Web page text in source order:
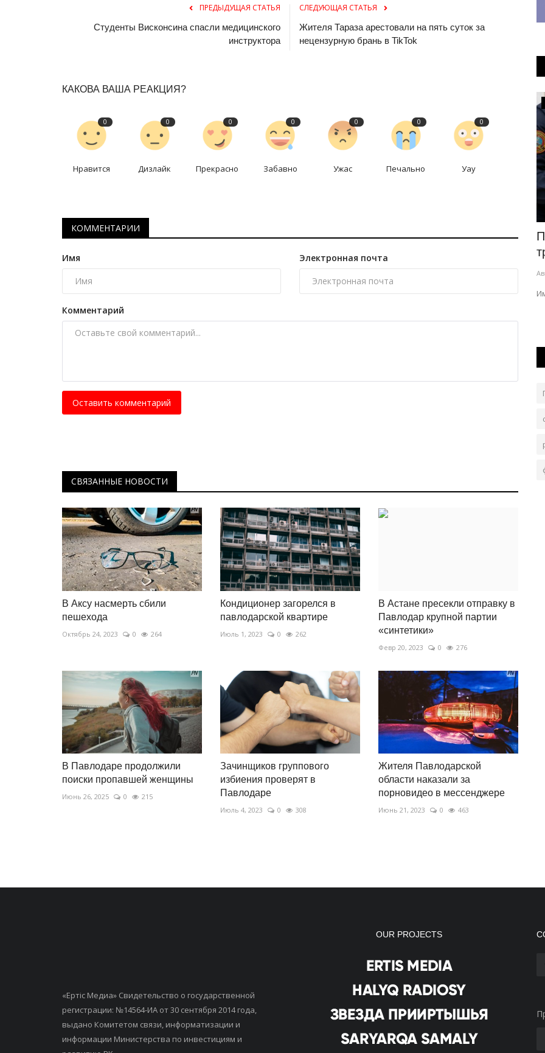
ПРЕДЫДУЩАЯ СТАТЬЯ
Студенты Висконсина спасли медицинского
инструктора
СЛЕДУЮЩАЯ СТАТЬЯ
Жителя Тараза арестовали на пять суток за
нецензурную брань в TikTok
КАКОВА ВАША РЕАКЦИЯ?
0
Нравится
0
Дизлайк
0
Прекрасно
0
Забавно
0
Ужас
0
Печально
0
Уау
КОММЕНТАРИИ
Имя Электронная почта
Комментарий
Оставить комментарий
СВЯЗАННЫЕ НОВОСТИ
В Аксу насмерть сбили
пешехода
Октябрь 24, 2023 0 264
Кондиционер загорелся в
павлодарской квартире
Июль 1, 2023 0 262
В Астане пресекли отправку в
Павлодар крупной партии
«синтетики»
Февр 20, 2023 0 276
В Павлодаре продолжили
поиски пропавшей женщины
Июнь 26, 2025 0 215
Зачинщиков группового
избиения проверят в
Павлодаре
Июль 4, 2023 0 308
Жителя Павлодарской
области наказали за
порновидео в мессенджере
Июнь 21, 2023 0 463
В Павлодаре завершился мемориал
Турнир собрал 350 спортсменов со всех уголков
Казахстана.
Строителей Павлодарской области
Глава региона Асаин Байханов вручил им
«Ертiс Медиа» Свидетельство о государственной
регистрации: №14564-ИА от 30 сентября 2014 года,
выдано Комитетом связи, информатизации и
информации Министерства по инвестициям и
OUR PROJECTS